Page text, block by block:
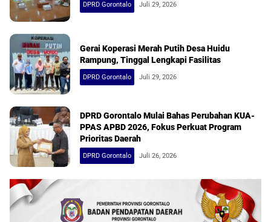
DPRD Gorontalo Juli 29, 2026
Gerai Koperasi Merah Putih Desa Huidu
Rampung, Tinggal Lengkapi Fasilitas
DPRD Gorontalo Juli 29, 2026
DPRD Gorontalo Mulai Bahas Perubahan KUA-
PPAS APBD 2026, Fokus Perkuat Program
Prioritas Daerah
DPRD Gorontalo Juli 26, 2026